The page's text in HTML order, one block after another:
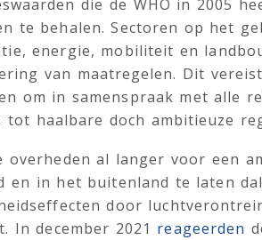
die de WHO in 2005
te behalen. Sectoren op het
energie, mobiliteit en
van maatregelen. Dit
om in samenspraak met alle
tot haalbare doch ambitieuze
overheden al langer voor een
en in het buitenland te laten
door
In december 2021 reageerden